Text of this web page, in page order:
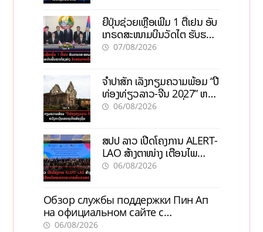
ຍີ່ປຸ່ນຊ່ວຍເຫຼືອເພີ່ມ 1 ຕື້ເຢນ ອັບ
ເກຣດສະໜາມບິນວັດໄຕ ຮັບຮອງ
ການເຕີບໂຕ
07/08/2026
ຈຳປາສັກ ເລັ່ງກຽມຄວາມພ້ອມ “ປີ
ທ່ອງທ່ຽວລາວ-ຈີນ 2027” ຫວັງ
ກະຕຸ້ນເສດຖະກິດທ້ອງຖິ່ນ
06/08/2026
ສປປ ລາວ ເປີດໂຄງການ ALERT-
LAO ສ້າງຕາໜ່າງ ເຕືອນໄພ
ພະຍາດລະບາດທົ່ວປະເທດ
06/08/2026
Обзор службы поддержки Пин Ап
на официальном сайте с
актуальной информацией
06/08/2026